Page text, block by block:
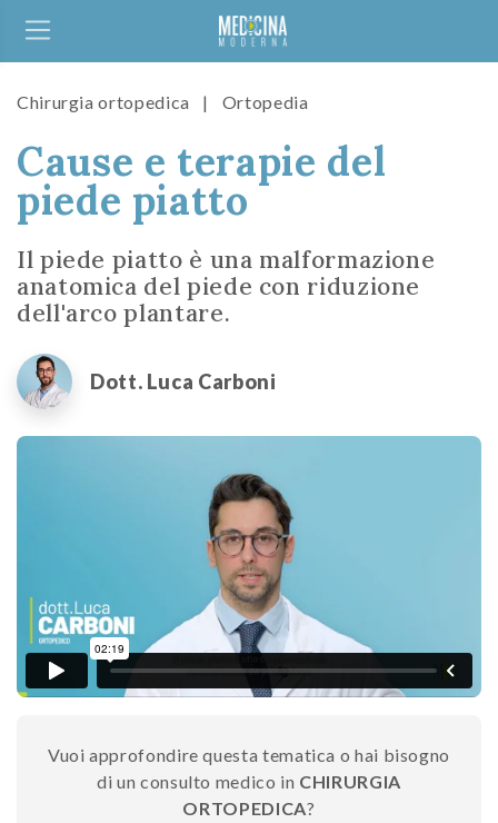
Chirurgia ortopedica | Ortopedia
Cause e terapie del
piede piatto
Il piede piatto è una malformazione
anatomica del piede con riduzione
dell'arco plantare.
Dott. Luca Carboni
Vuoi approfondire questa tematica o hai bisogno
di un consulto medico in CHIRURGIA
ORTOPEDICA?